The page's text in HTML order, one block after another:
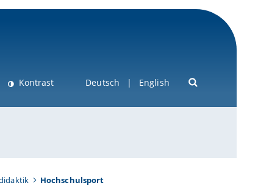
Kontrast Deutsch English
Hochschulsport